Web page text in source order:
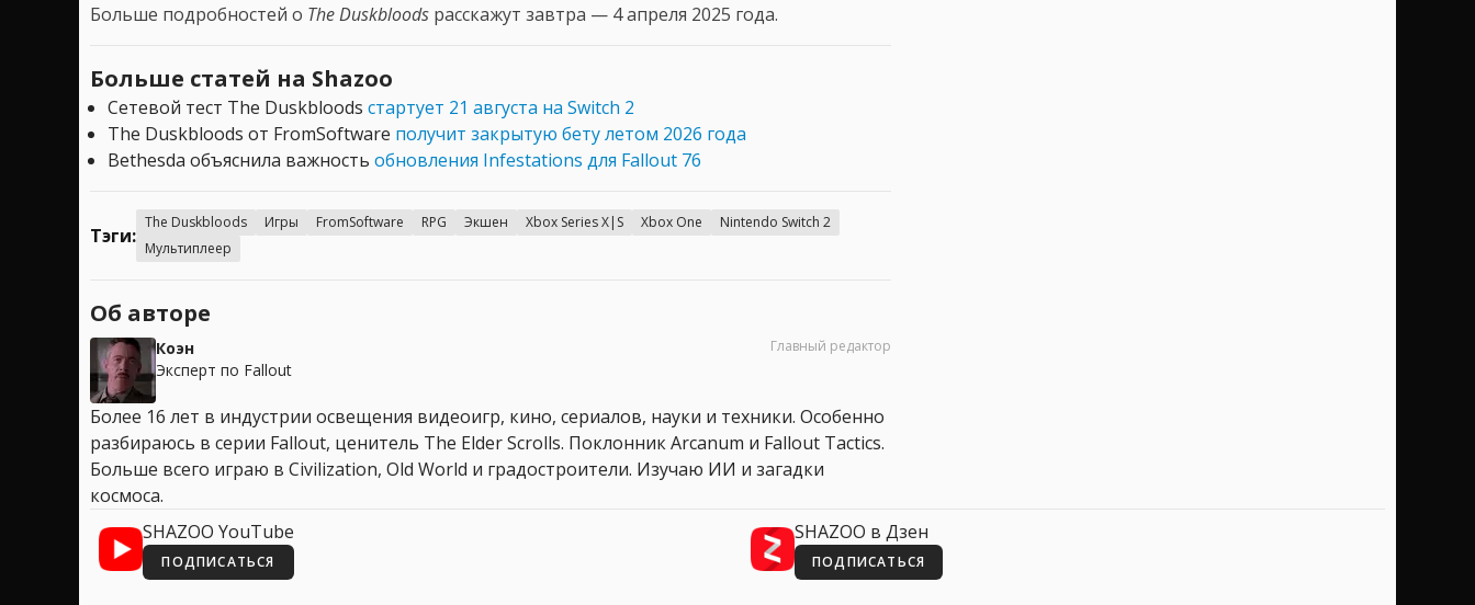
Больше подробностей о The Duskbloods расскажут завтра — 4 апреля 2025 года.
Больше статей на Shazoo
Сетевой тест The Duskbloods стартует 21 августа на Switch 2
The Duskbloods от FromSoftware получит закрытую бету летом 2026 года
Bethesda объяснила важность обновления Infestations для Fallout 76
Тэги:
The Duskbloods Игры FromSoftware RPG Экшен Xbox Series X|S Xbox One
Nintendo Switch 2
Мультиплеер
Об авторе
Коэн
Эксперт по Fallout
Главный редактор
Более 16 лет в индустрии освещения видеоигр, кино, сериалов, науки и техники. Особенно
разбираюсь в серии Fallout, ценитель The Elder Scrolls. Поклонник Arcanum и Fallout Tactics.
Больше всего играю в Civilization, Old World и градостроители. Изучаю ИИ и загадки
космоса.
SHAZOO YouTube
ПОДПИСАТЬСЯ
SHAZOO в Дзен
ПОДПИСАТЬСЯ